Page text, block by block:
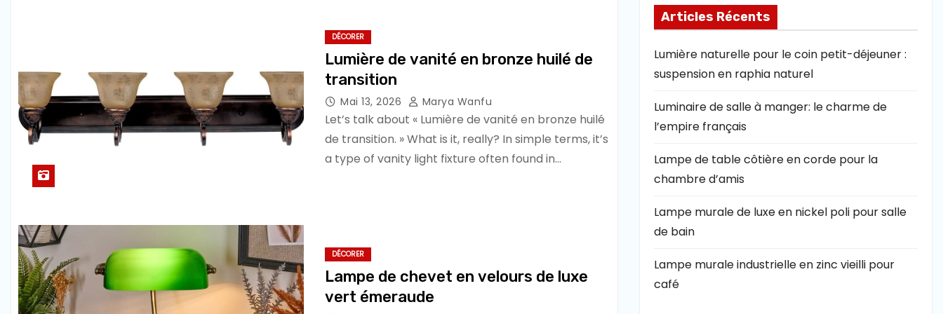
DÉCORER
Lumière de vanité en bronze huilé de
transition
Mai 13, 2026 Marya Wanfu
Let’s talk about « Lumière de vanité en bronze huilé
de transition. » What is it, really? In simple terms, it’s
a type of vanity light fixture often found in…
DÉCORER
Lampe de chevet en velours de luxe
vert émeraude
Articles Récents
Lumière naturelle pour le coin petit-déjeuner :
suspension en raphia naturel
Luminaire de salle à manger: le charme de
l’empire français
Lampe de table côtière en corde pour la
chambre d’amis
Lampe murale de luxe en nickel poli pour salle
de bain
Lampe murale industrielle en zinc vieilli pour
café